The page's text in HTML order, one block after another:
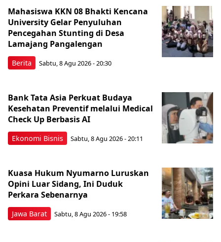
Berita
Mahasiswa KKN 08 Bhakti Kencana
University Gelar Penyuluhan
Pencegahan Stunting di Desa
Lamajang Pangalengan
Sabtu, 8 Agu 2026 - 20:30
Ekonomi Bisnis
Bank Tata Asia Perkuat Budaya
Kesehatan Preventif melalui Medical
Check Up Berbasis AI
Sabtu, 8 Agu 2026 - 20:11
Jawa Barat
Kuasa Hukum Nyumarno Luruskan
Opini Luar Sidang, Ini Duduk
Perkara Sebenarnya ​
Sabtu, 8 Agu 2026 - 19:58